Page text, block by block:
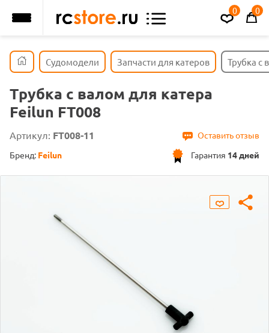
0 0
Судомодели Запчасти для катеров Трубка с
Трубка с валом для катера
Feilun FT008
Артикул: FT008-11
Оставить отзыв
Гарантия 14 дней
Бренд: Feilun